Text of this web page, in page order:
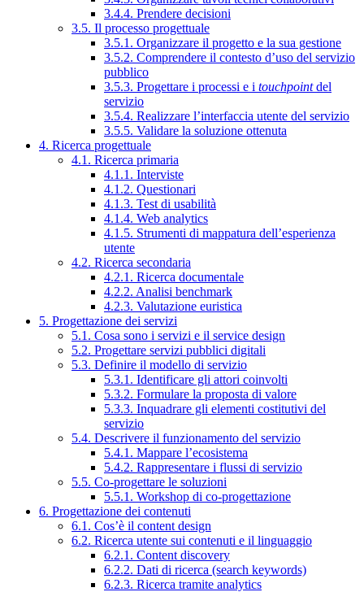
3.4.4. Prendere decisioni
3.5. Il processo progettuale
3.5.1. Organizzare il progetto e la sua gestione
3.5.2. Comprendere il contesto d’uso del servizio
pubblico
3.5.3. Progettare i processi e i touchpointdel
servizio
3.5.4. Realizzare l’interfaccia utente del servizio
3.5.5. Validare la soluzione ottenuta
4. Ricerca progettuale
4.1. Ricerca primaria
4.1.1. Interviste
4.1.2. Questionari
4.1.3. Test di usabilità
4.1.4. Web analytics
4.1.5. Strumenti di mappatura dell’esperienza
utente
4.2. Ricerca secondaria
4.2.1. Ricerca documentale
4.2.2. Analisi benchmark
4.2.3. Valutazione euristica
5. Progettazione dei servizi
5.1. Cosa sono i servizi e il service design
5.2. Progettare servizi pubblici digitali
5.3. Definire il modello di servizio
5.3.1. Identificare gli attori coinvolti
5.3.2. Formulare la proposta di valore
5.3.3. Inquadrare gli elementi costitutivi del
servizio
5.4. Descrivere il funzionamento del servizio
5.4.1. Mappare l’ecosistema
5.4.2. Rappresentare i flussi di servizio
5.5. Co-progettare le soluzioni
5.5.1. Workshop di co-progettazione
6. Progettazione dei contenuti
6.1. Cos’è il content design
6.2. Ricerca utente sui contenuti e il linguaggio
6.2.1. Content discovery
6.2.2. Dati di ricerca (search keywords)
6.2.3. Ricerca tramite analytics